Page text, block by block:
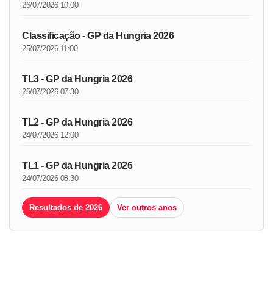
26/07/2026 10:00
Classificação - GP da Hungria 2026
25/07/2026 11:00
TL3 - GP da Hungria 2026
25/07/2026 07:30
TL2 - GP da Hungria 2026
24/07/2026 12:00
TL1 - GP da Hungria 2026
24/07/2026 08:30
Resultados de 2026 Ver outros anos